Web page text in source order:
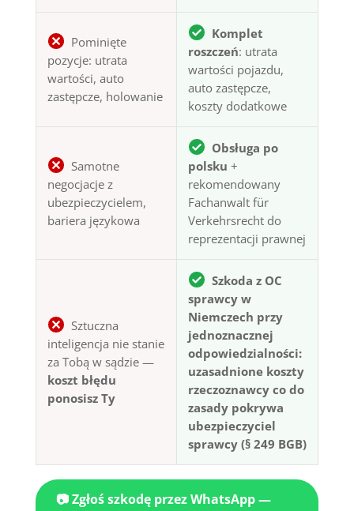
Pominięte
pozycje: utrata
wartości, auto
zastępcze, holowanie
Komplet
roszczeń: utrata
wartości pojazdu,
auto zastępcze,
koszty dodatkowe
Samotne
negocjacje z
ubezpieczycielem,
bariera językowa
Obsługa po
polsku +
rekomendowany
Fachanwalt für
Verkehrsrecht do
reprezentacji prawnej
Sztuczna
inteligencja nie stanie
za Tobą w sądzie —
koszt błędu
ponosisz Ty
Szkoda z OC
sprawcy w
Niemczech przy
jednoznacznej
odpowiedzialności:
uzasadnione koszty
rzeczoznawcy co do
zasady pokrywa
ubezpieczyciel
sprawcy (§ 249 BGB)
📷 Zgłoś szkodę przez WhatsApp —